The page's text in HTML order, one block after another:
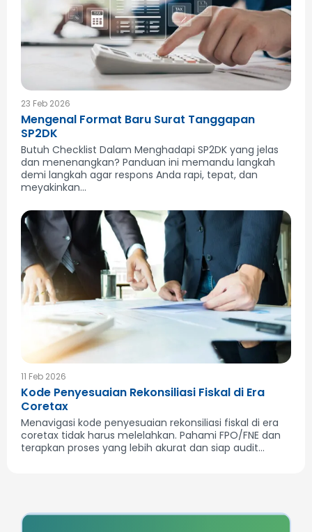
23 Feb 2026
Mengenal Format Baru Surat Tanggapan
SP2DK
Butuh Checklist Dalam Menghadapi SP2DK yang jelas
dan menenangkan? Panduan ini memandu langkah
demi langkah agar respons Anda rapi, tepat, dan
meyakinkan...
11 Feb 2026
Kode Penyesuaian Rekonsiliasi Fiskal di Era
Coretax
Menavigasi kode penyesuaian rekonsiliasi fiskal di era
coretax tidak harus melelahkan. Pahami FPO/FNE dan
terapkan proses yang lebih akurat dan siap audit...